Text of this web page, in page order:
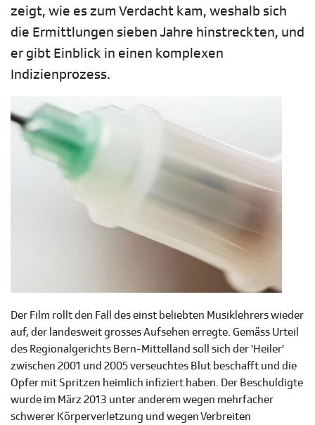
zeigt, wie es zum Verdacht kam, weshalb sich
die Ermittlungen sieben Jahre hinstreckten, und
er gibt Einblick in einen komplexen
Indizienprozess.
Der Film rollt den Fall des einst beliebten Musiklehrers wieder
auf, der landesweit grosses Aufsehen erregte. Gemäss Urteil
des Regionalgerichts Bern-Mittelland soll sich der 'Heiler'
zwischen 2001 und 2005 verseuchtes Blut beschafft und die
Opfer mit Spritzen heimlich infiziert haben. Der Beschuldigte
wurde im März 2013 unter anderem wegen mehrfacher
schwerer Körperverletzung und wegen Verbreiten